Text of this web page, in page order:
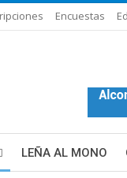
Encuestas
LEÑA AL MONO